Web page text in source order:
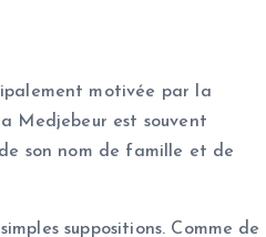
motivée par la
Medjebeur est souvent
son nom de famille et de
suppositions. Comme de